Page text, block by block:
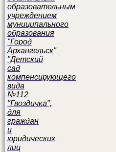
образовательным
учреждением
муниципального
образования
"Город
Архангельск"
"Детский
сад
компенсирующего
вида
№112
"Гвоздичка",
для
граждан
и
юридических
лиц